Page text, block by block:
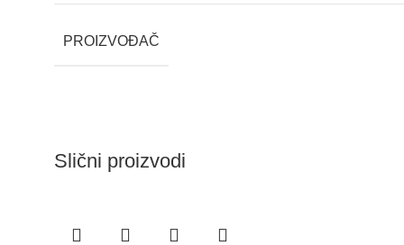
PROIZVOĐAČ
Slični proizvodi